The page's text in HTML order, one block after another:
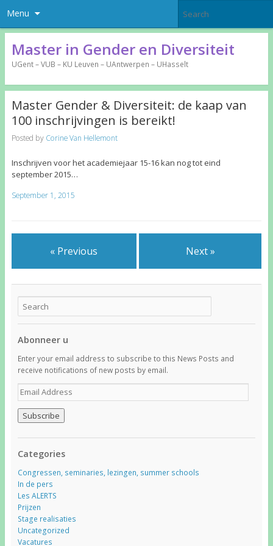
Menu
Master in Gender en Diversiteit
UGent – VUB – KU Leuven – UAntwerpen – UHasselt
Master Gender & Diversiteit: de kaap van
100 inschrijvingen is bereikt!
Posted by Corine Van Hellemont
Inschrijven voor het academiejaar 15-16 kan nog tot eind
september 2015…
September 1, 2015
« Previous Next »
Abonneer u
Enter your email address to subscribe to this News Posts and
receive notifications of new posts by email.
E
m
a
i
l
d
d
r
e
s
s
Categories
Congressen, seminaries, lezingen, summer schools
In de pers
Les ALERTS
Prijzen
Stage realisaties
Uncategorized
Vacatures